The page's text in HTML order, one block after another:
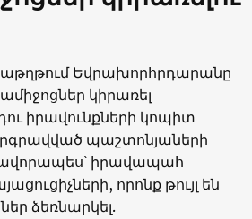
Եվրախորհրդարանը
կիրառել
իրավունքների կոպիտ
պաշտոնյաների
իրավապահ
որոնք թույլ են
ձեռնարկել.